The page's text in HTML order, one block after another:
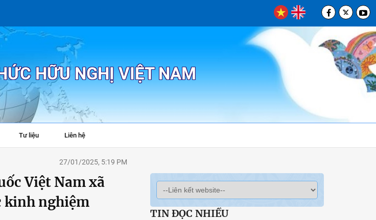
HỮU NGHỊ VIỆT NAM
Tư liệu Liên hệ
27/01/2025, 5:19 PM
Việt Nam xã
kinh nghiệm
TIN ĐỌC NHIỀU